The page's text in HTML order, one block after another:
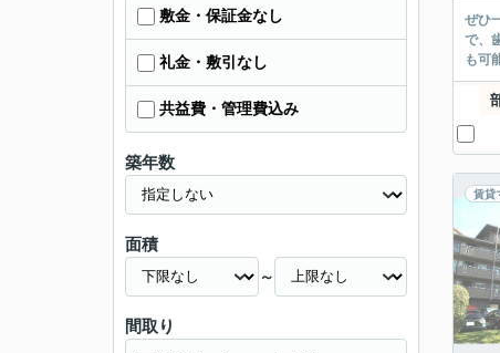
ぜひ
で、
も可
賃貸
敷金・保証金なし
礼金・敷引なし
共益費・管理費込み
築年数
面積
～
間取り